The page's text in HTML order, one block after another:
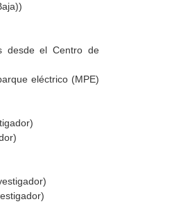
desde el Centro de
eléctrico (MPE)